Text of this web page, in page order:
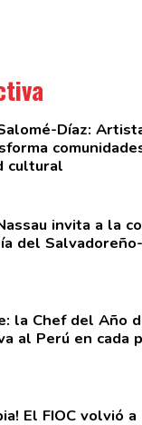
Díaz:
cultural
invita a la
del
la Chef del Año
al Perú en cada
El FIOC volvió